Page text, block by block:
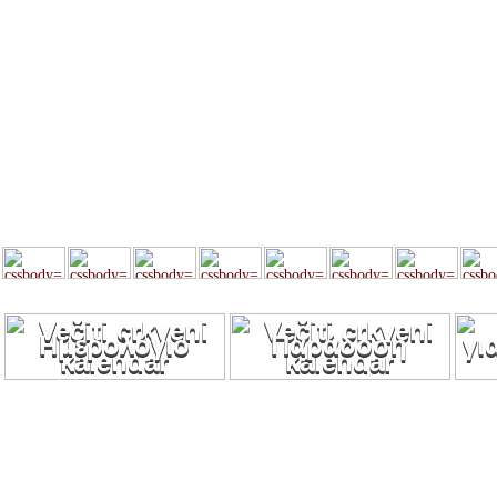
Ημερολόγιο Παράδοση